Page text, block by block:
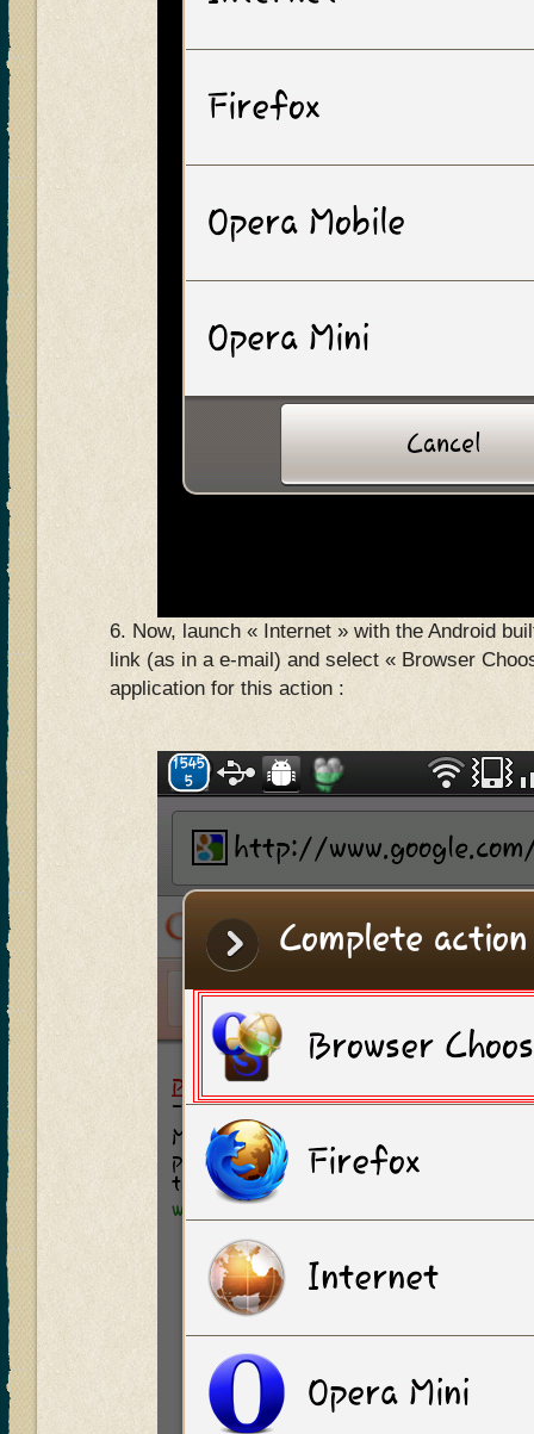
6. Now, launch « Internet » with the Android
link (as in a e-mail) and select « Browser
application for this action :